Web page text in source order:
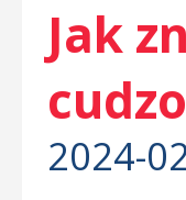
Jak
2024-